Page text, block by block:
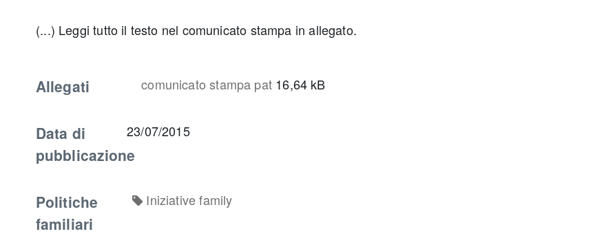
(...) Leggi tutto il testo nel comunicato stampa in allegato.
Allegati comunicato stampa pat 16,64 kB
Data di
pubblicazione
23/07/2015
Politiche
familiari
Iniziative family